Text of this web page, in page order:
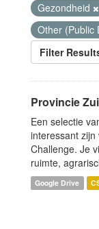
Gezondheid
Other (Public
Filter
Provincie
Een selectie
interessant
Challenge. Je
ruimte,
Google Drive